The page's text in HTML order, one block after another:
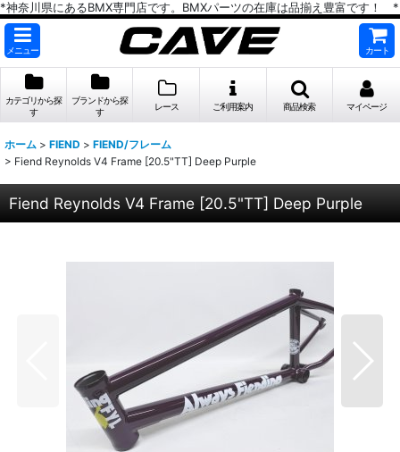
*神奈川県にあるBMX専門店です。BMXパーツの在庫は品揃え豊富です！ *
メニュー カート
カテゴリから探
す
ブランドから探
す
レース ご利用案内 商品検索 マイページ
ホーム > FIEND > FIEND/フレーム
> Fiend Reynolds V4 Frame [20.5"TT] Deep Purple
Fiend Reynolds V4 Frame [20.5"TT] Deep Purple